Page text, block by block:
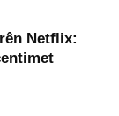
Netflix: